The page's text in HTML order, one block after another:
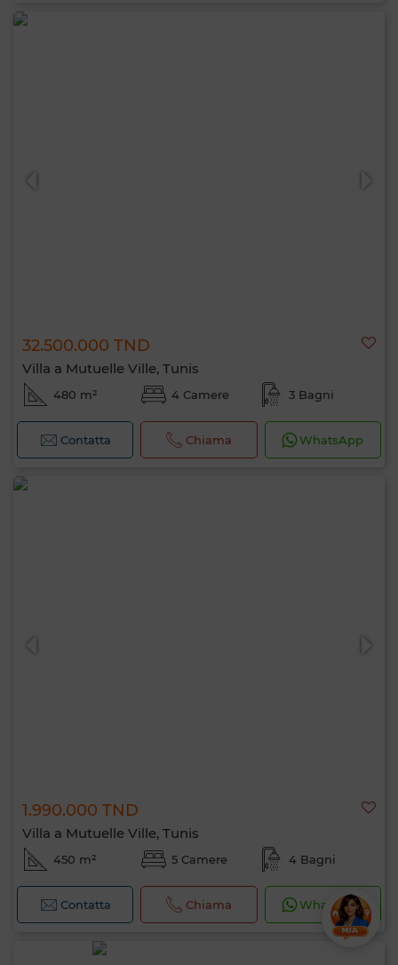
32.500.000 TND
Villa a Mutuelle Ville, Tunis
480 m² 4 Camere 3 Bagni
Contatta Chiama WhatsApp
1.990.000 TND
Villa a Mutuelle Ville, Tunis
450 m² 5 Camere 4 Bagni
Contatta Chiama WhatsApp